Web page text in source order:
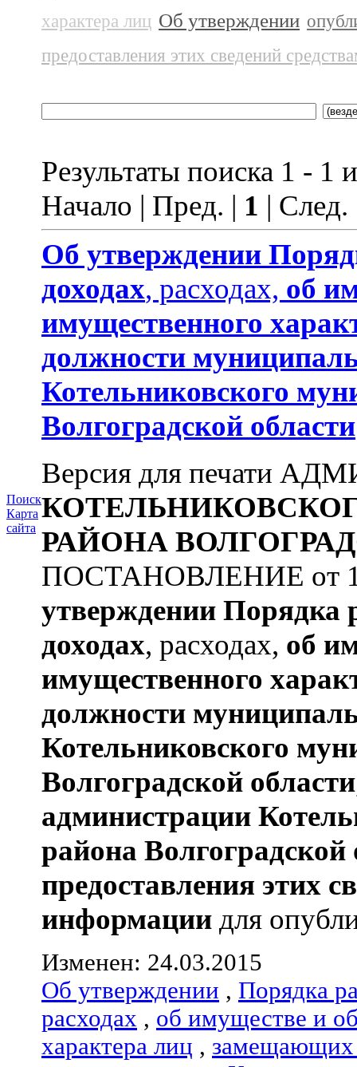
Поиск
Карта
сайта
характера лиц Об утверждении
предоставления этих сведений
Результаты поиска 1 - 1
Начало | Пред. | 1 |
Об утверждении
доходах, расходах, об
имущественного
должности
Котельниковского
Волгоградской области
Версия для печати
РАЙОНА
ПОСТАНОВЛЕНИЕ от
утверждении Порядка
доходах, расходах, об
имущественного
должности
Котельниковского
Волгоградской области
администрации
района Волгоградской
предоставления этих
информации для
Изменен: 24.03.2015
Об утверждении , Порядка
расходах , об имуществе и
характера лиц , замещающих